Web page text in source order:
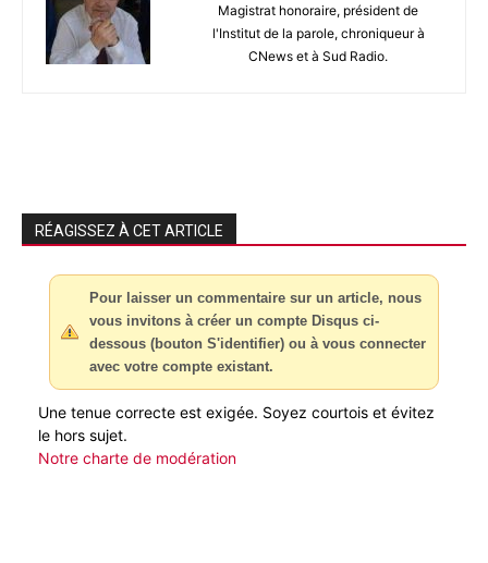
Magistrat honoraire, président de
l'Institut de la parole, chroniqueur à
CNews et à Sud Radio.
RÉAGISSEZ À CET ARTICLE
Pour laisser un commentaire sur un article, nous
vous invitons à créer un compte Disqus ci-
dessous (bouton S'identifier) ou à vous connecter
avec votre compte existant.
Une tenue correcte est exigée. Soyez courtois et évitez
le hors sujet.
Notre charte de modération